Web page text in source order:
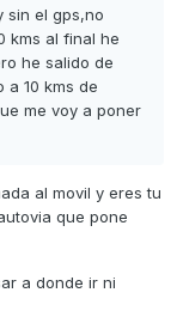
sin el gps,no
kms al final he
he salido de
a 10 kms de
me voy a poner
al movil y eres tu
que pone
a donde ir ni